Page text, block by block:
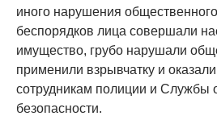
иного нарушения
беспорядков лица совершали
имущество, грубо нарушали
применили взрывчатку и
сотрудникам полиции и Службы
безопасности.